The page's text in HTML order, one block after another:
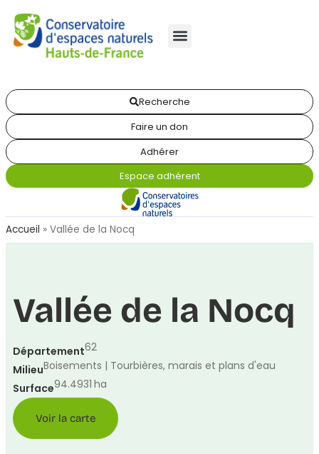
Recherche
Faire un don
Adhérer
Espace adhérent
Accueil » Vallée de la Nocq
Vallée de la Nocq
Département62
MilieuBoisements | Tourbières, marais et plans d'eau
Surface94.4931 ha
Voir la carte